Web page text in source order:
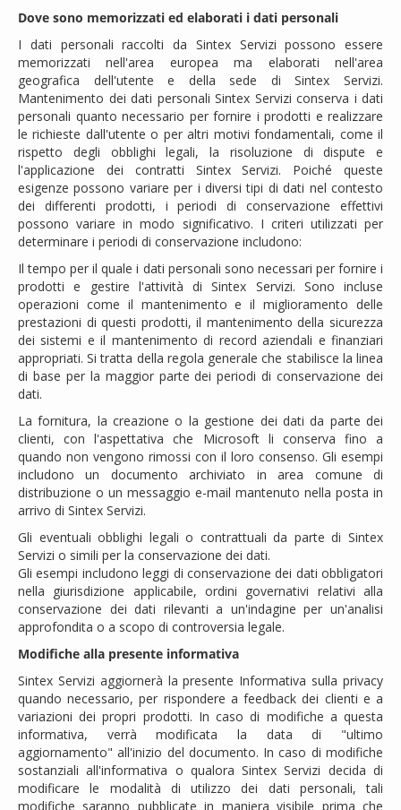
Dove sono memorizzati ed elaborati i dati personali
I dati personali raccolti da Sintex Servizi possono essere
memorizzati nell'area europea ma elaborati nell'area
geografica dell'utente e della sede di Sintex Servizi.
Mantenimento dei dati personali Sintex Servizi conserva i dati
personali quanto necessario per fornire i prodotti e realizzare
le richieste dall'utente o per altri motivi fondamentali, come il
rispetto degli obblighi legali, la risoluzione di dispute e
l'applicazione dei contratti Sintex Servizi. Poiché queste
esigenze possono variare per i diversi tipi di dati nel contesto
dei differenti prodotti, i periodi di conservazione effettivi
possono variare in modo significativo. I criteri utilizzati per
determinare i periodi di conservazione includono:
Il tempo per il quale i dati personali sono necessari per fornire i
prodotti e gestire l'attività di Sintex Servizi. Sono incluse
operazioni come il mantenimento e il miglioramento delle
prestazioni di questi prodotti, il mantenimento della sicurezza
dei sistemi e il mantenimento di record aziendali e finanziari
appropriati. Si tratta della regola generale che stabilisce la linea
di base per la maggior parte dei periodi di conservazione dei
dati.
La fornitura, la creazione o la gestione dei dati da parte dei
clienti, con l'aspettativa che Microsoft li conserva fino a
quando non vengono rimossi con il loro consenso. Gli esempi
includono un documento archiviato in area comune di
distribuzione o un messaggio e-mail mantenuto nella posta in
arrivo di Sintex Servizi.
Gli eventuali obblighi legali o contrattuali da parte di Sintex
Servizi o simili per la conservazione dei dati.
Gli esempi includono leggi di conservazione dei dati obbligatori
nella giurisdizione applicabile, ordini governativi relativi alla
conservazione dei dati rilevanti a un'indagine per un'analisi
approfondita o a scopo di controversia legale.
Modifiche alla presente informativa
Sintex Servizi aggiornerà la presente Informativa sulla privacy
quando necessario, per rispondere a feedback dei clienti e a
variazioni dei propri prodotti. In caso di modifiche a questa
informativa, verrà modificata la data di "ultimo
aggiornamento" all'inizio del documento. In caso di modifiche
sostanziali all'informativa o qualora Sintex Servizi decida di
modificare le modalità di utilizzo dei dati personali, tali
modifiche saranno pubblicate in maniera visibile prima che